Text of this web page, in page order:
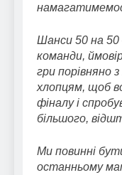
Шанси 50 на
команди,
гри порівняно
хлопцям, щоб
фіналу і
більшого,
Ми повинні
останньому